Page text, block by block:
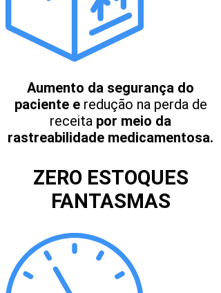
Aumento da segurança do
paciente e redução na perda de
receita por meio da
rastreabilidade medicamentosa.
ZERO ESTOQUES
FANTASMAS